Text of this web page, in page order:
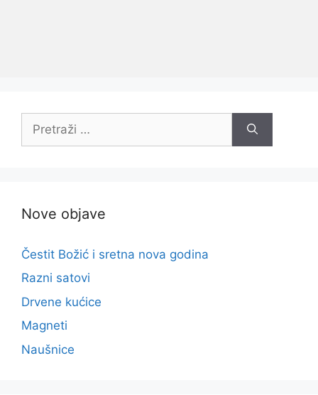
Nove objave
Čestit Božić i sretna nova godina
Razni satovi
Drvene kućice
Magneti
Naušnice